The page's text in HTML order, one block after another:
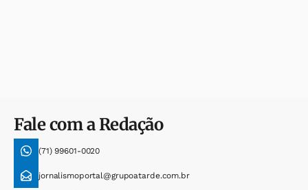
Fale com a Redação
(71) 99601-0020
jornalismoportal@grupoatarde.com.br